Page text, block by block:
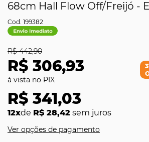
68cm Hall Flow Off/Freijó -
199382
R$ 306,93
R$ 442,90
R$ 341,03
12xde R$ 28,42 sem juros
Ver opções de pagamento